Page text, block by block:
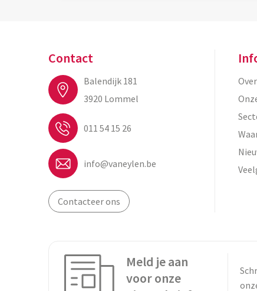
Contact
Balendijk 181
3920 Lommel
011 54 15 26
info@vaneylen.be
Contacteer ons
Meld je aan
voor onze